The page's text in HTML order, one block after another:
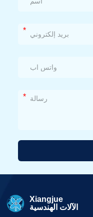
*
*
Xiangjue
الآلات الهندسية